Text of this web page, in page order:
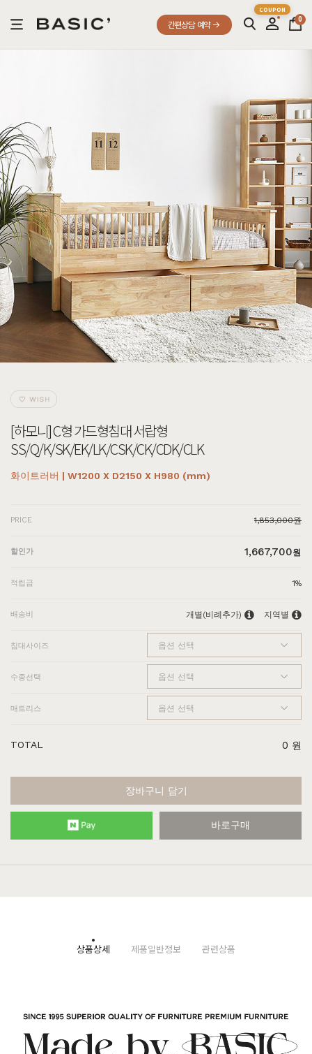
간편상담 예약
0
[하모니] C형 가드형침대 서랍형
SS/Q/K/SK/EK/LK/CSK/CK/CDK/CLK
화이트러버 | W1200 X D2150 X H980 (mm)
PRICE 1,853,000원
할인가 1,667,700원
적립금 1%
배송비 개별(비례추가) 지역별
침대사이즈
수종선택
매트리스
TOTAL 0 원
장바구니 담기
바로구매
상품상세 제품일반정보 관련상품